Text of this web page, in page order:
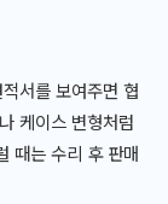
서를 보여주면 협
케이스 변형처럼
때는 수리 후 판매